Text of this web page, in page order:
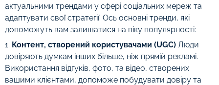
актуальними трендами у сфері соціальних мереж та
адаптувати свої стратегії. Ось основні тренди, які
допоможуть вам залишатися на піку популярності:
1. Контент, створений користувачами (UGC) Люди
довіряють думкам інших більше, ніж прямій рекламі.
Використання відгуків, фото, та відео, створених
вашими клієнтами, допоможе побудувати довіру та